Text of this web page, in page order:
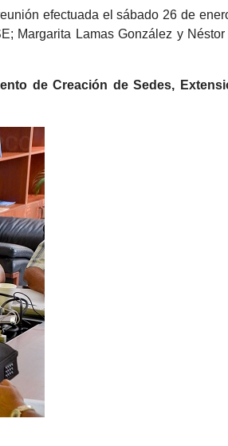
efectuada el sábado 26 de
Margarita Lamas González y Néstor
de Creación de Sedes,